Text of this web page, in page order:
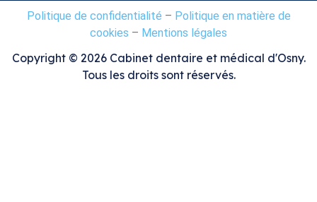
Politique de confidentialité – Politique en matière de
cookies – Mentions légales
Copyright © 2026Cabinet dentaire et médical d'Osny.
Tous les droits sont réservés.